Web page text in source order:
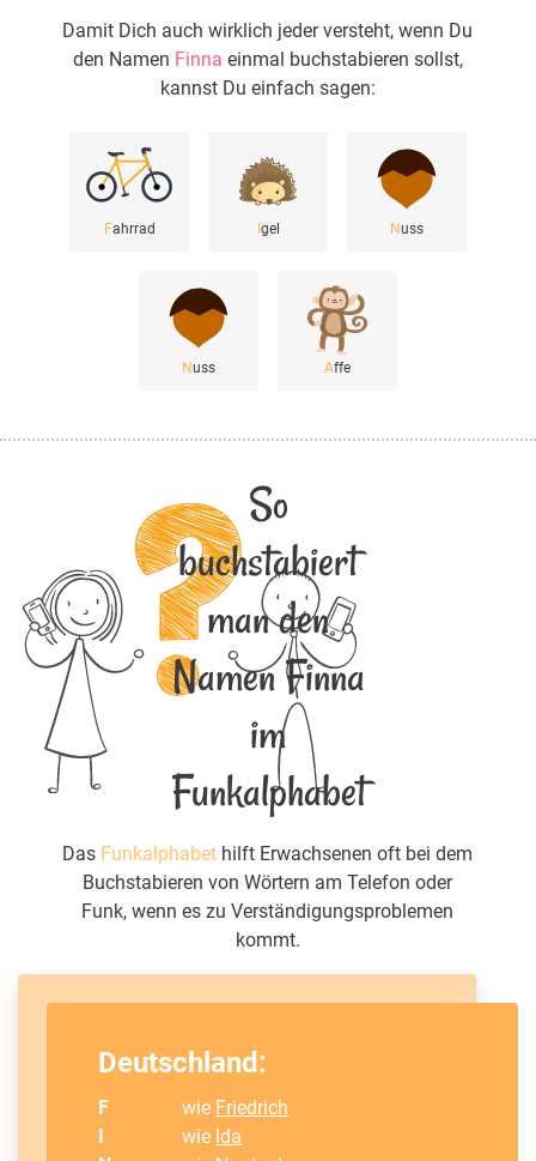
Damit Dich auch wirklich jeder versteht, wenn Du
den Namen Finna einmal buchstabieren sollst,
kannst Du einfach sagen:
Fahrrad gel Nuss
Nuss Affe
So
buchstabiert
man den
Namen Finna
im
Funkalphabet
Das Funkalphabet hilft Erwachsenen oft bei dem
Buchstabieren von Wörtern am Telefon oder
Funk, wenn es zu Verständigungsproblemen
kommt.
Deutschland:
F wie Friedrich
I
wie Ida